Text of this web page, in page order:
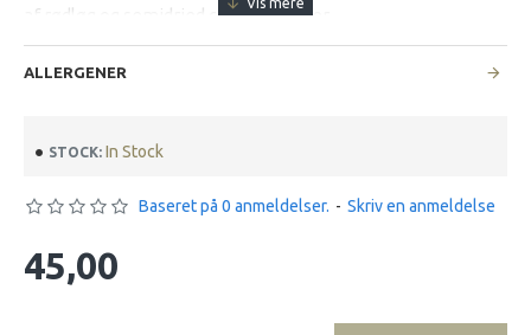
af rødløg og semidried cherrytomater
ALLERGENER
STOCK: In Stock
Baseret på 0 anmeldelser. - Skriv en anmeldelse
45,00